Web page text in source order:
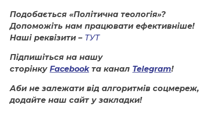
Подобається «Політична теологія»?
Допоможіть нам працювати ефективніше!
Наші реквізити – ТУТ
Підпишіться на нашу
сторінку Facebookта канал Telegram!
Аби не залежати від алгоритмів соцмереж,
додайте наш сайт у закладки!